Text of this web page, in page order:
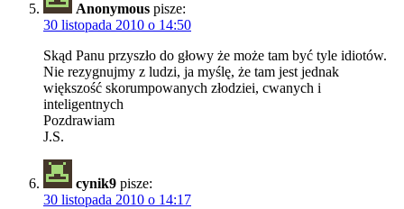
Anonymous pisze:
30 listopada 2010 o 14:50
Skąd Panu przyszło do głowy że może tam być tyle idiotów.
Nie rezygnujmy z ludzi, ja myślę, że tam jest jednak
większość skorumpowanych złodziei, cwanych i
inteligentnych
Pozdrawiam
J.S.
cynik9 pisze:
30 listopada 2010 o 14:17